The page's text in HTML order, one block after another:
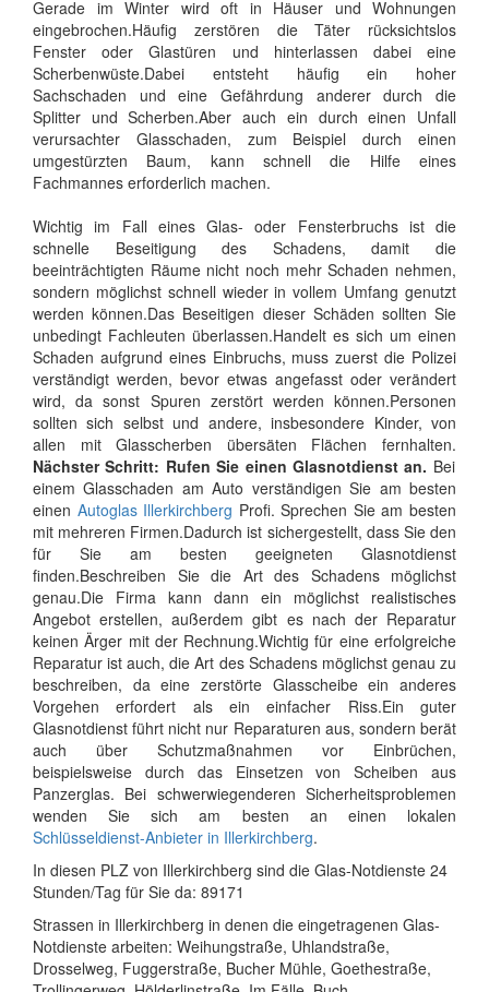
Gerade im Winter wird oft in Häuser und Wohnungen
eingebrochen.Häufig zerstören die Täter rücksichtslos
Fenster oder Glastüren und hinterlassen dabei eine
Scherbenwüste.Dabei entsteht häufig ein hoher
Sachschaden und eine Gefährdung anderer durch die
Splitter und Scherben.Aber auch ein durch einen Unfall
verursachter Glasschaden, zum Beispiel durch einen
umgestürzten Baum, kann schnell die Hilfe eines
Fachmannes erforderlich machen.
Wichtig im Fall eines Glas- oder Fensterbruchs ist die
schnelle Beseitigung des Schadens, damit die
beeinträchtigten Räume nicht noch mehr Schaden nehmen,
sondern möglichst schnell wieder in vollem Umfang genutzt
werden können.Das Beseitigen dieser Schäden sollten Sie
unbedingt Fachleuten überlassen.Handelt es sich um einen
Schaden aufgrund eines Einbruchs, muss zuerst die Polizei
verständigt werden, bevor etwas angefasst oder verändert
wird, da sonst Spuren zerstört werden können.Personen
sollten sich selbst und andere, insbesondere Kinder, von
allen mit Glasscherben übersäten Flächen fernhalten.
Nächster Schritt: Rufen Sie einen Glasnotdienst an. Bei
einem Glasschaden am Auto verständigen Sie am besten
einen Autoglas Illerkirchberg Profi. Sprechen Sie am besten
mit mehreren Firmen.Dadurch ist sichergestellt, dass Sie den
für Sie am besten geeigneten Glasnotdienst
finden.Beschreiben Sie die Art des Schadens möglichst
genau.Die Firma kann dann ein möglichst realistisches
Angebot erstellen, außerdem gibt es nach der Reparatur
keinen Ärger mit der Rechnung.Wichtig für eine erfolgreiche
Reparatur ist auch, die Art des Schadens möglichst genau zu
beschreiben, da eine zerstörte Glasscheibe ein anderes
Vorgehen erfordert als ein einfacher Riss.Ein guter
Glasnotdienst führt nicht nur Reparaturen aus, sondern berät
auch über Schutzmaßnahmen vor Einbrüchen,
beispielsweise durch das Einsetzen von Scheiben aus
Panzerglas. Bei schwerwiegenderen Sicherheitsproblemen
wenden Sie sich am besten an einen lokalen
Schlüsseldienst-Anbieter in Illerkirchberg.
In diesen PLZ von Illerkirchberg sind die Glas-Notdienste 24
Stunden/Tag für Sie da: 89171
Strassen in Illerkirchberg in denen die eingetragenen Glas-
Notdienste arbeiten: Weihungstraße, Uhlandstraße,
Drosselweg, Fuggerstraße, Bucher Mühle, Goethestraße,